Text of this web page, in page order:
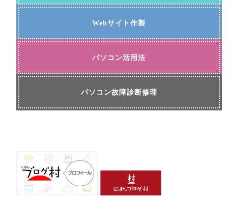
Webサイト作製
パソコン活用法
パソコン故障診断修理